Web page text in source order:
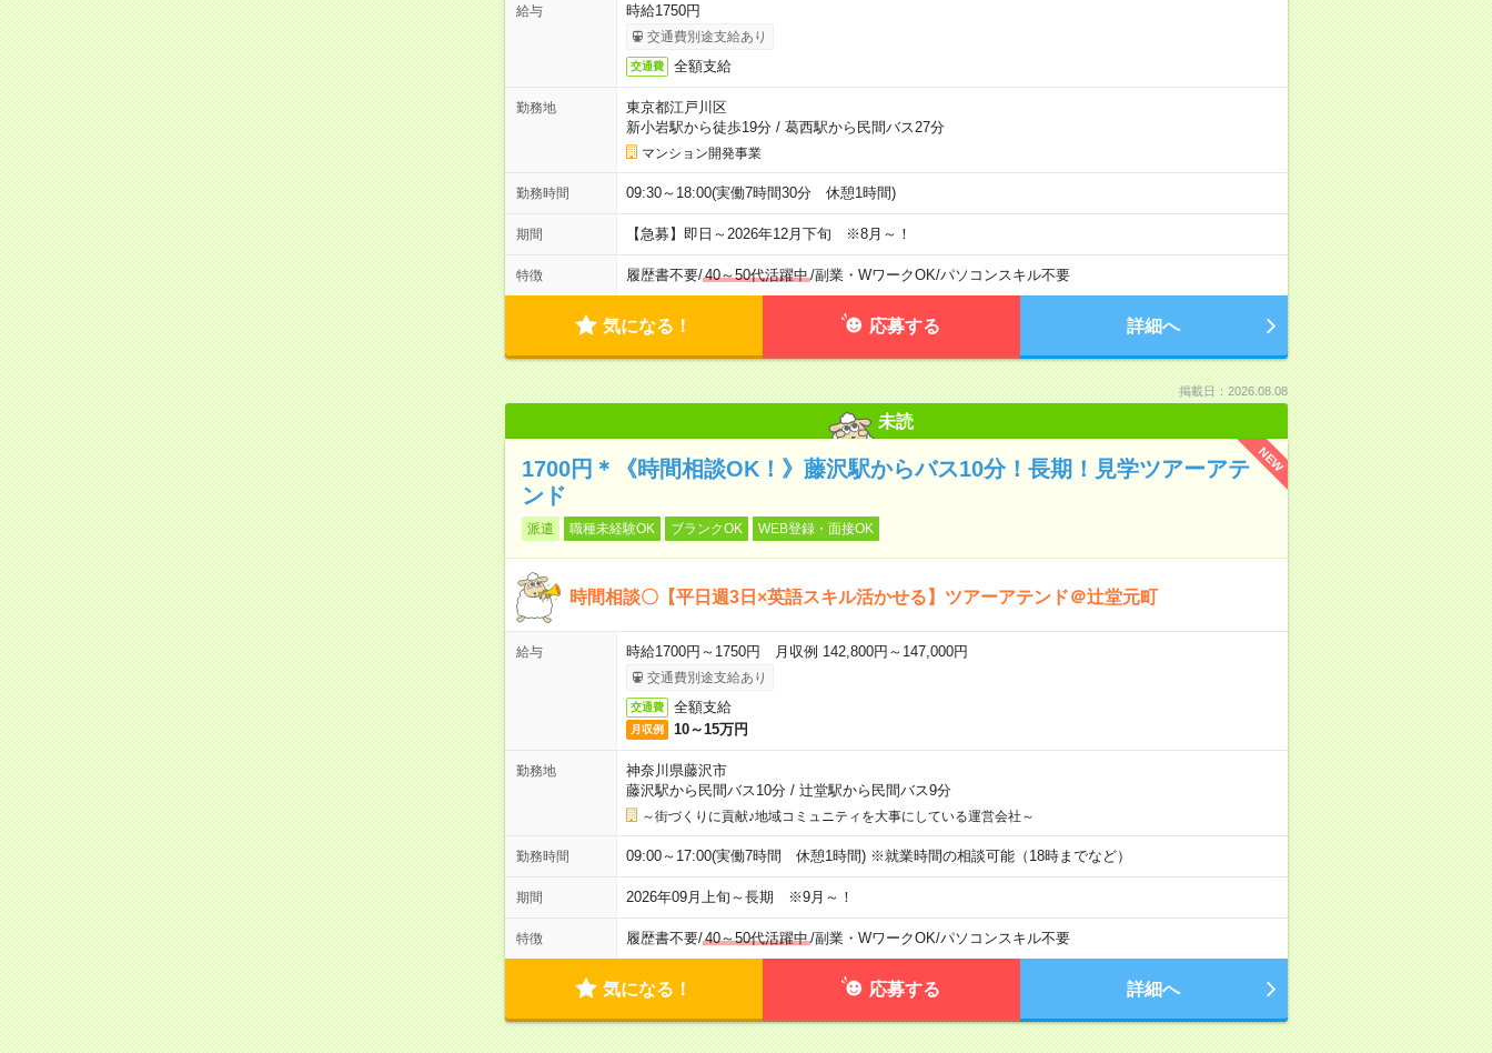
給与 時給1750円
交通費別途支給あり
交通費 全額支給
勤務地
東京都江戸川区
新小岩駅から徒歩19分/ 葛西駅から民間バス27分
マンション開発事業
勤務時間 09:30～18:00(実働7時間30分 休憩1時間)
期間 【急募】即日～2026年12月下旬 ※8月～！
特徴 履歴書不要/40～50代活躍中/副業・WワークOK/パソコンスキル不要
気になる！ 応募する 詳細へ
掲載日：2026.08.08
未読
NEW
1700円＊《時間相談OK！》藤沢駅からバス10分！長期！見学ツアーアテ
ンド
派遣 職種未経験OK ブランクOK WEB登録・面接OK
時間相談〇【平日週3日×英語スキル活かせる】ツアーアテンド＠辻堂元町
給与 時給1700円～1750円 月収例 142,800円～147,000円
交通費別途支給あり
交通費 全額支給
月収例 10～15万円
勤務地
神奈川県藤沢市
藤沢駅から民間バス10分/ 辻堂駅から民間バス9分
～街づくりに貢献♪地域コミュニティを大事にしている運営会社～
勤務時間 09:00～17:00(実働7時間 休憩1時間) ※就業時間の相談可能（18時までなど）
期間 2026年09月上旬～長期 ※9月～！
特徴 履歴書不要/40～50代活躍中/副業・WワークOK/パソコンスキル不要
気になる！ 応募する 詳細へ